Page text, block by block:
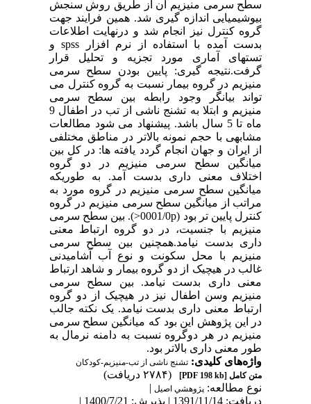
سطح سرمی منیزیم آن از طریق روش سنجش
بیوشیمیایی اندازه گیری شد. همین فرایند جهت
گروه کنترل نیز انجام شد و درنهایت اطلاعات
بدست آمده با استفاده از نرم افزار spss و
تستهای آماری مورد تجزیه و تحلیل قرار
گرفت.نتیجه گیری: پایین بودن سطح سرمی
منیزیم در گروه بیمار نسبت به گروه کنترل می
تواند بیانگر وجود رابطه بین سطح سرمی
منیزیم و ابتلا به تشنج ناشی از تب در اطفال 9
ماه تا 5 سال باشد. پیشنهاد می شود مطالعات
مشابهی با حجم نمونه بالاتر در مناطق مختلفی
از ایران و جهان انجام گردد یافته ها: در کل بین
میانگین سطح سرمی منیزیم در دو گروه
اختلاف معنی داری بدست آمد. به طوریکه
میانگین سطح سرمی منیزیم در گروه مورد به
مراتب از میانگین سطح سرمی منیزیم در گروه
کنترل پایین تر بود (0001/0p<). بین سطح سرمی
منیزیم با جنسیت، در دو گروه ارتباط معنی
داری بدست نیامد.همچنین بین سطح سرمی
منیزیم با محل سکونت و نوع آب آشامیدنی
غالب در هیچیک از دو گروه بیمار و شاهد ارتباط
معنی داری بدست نیامد. بین سطح سرمی
منیزیم وسن اطفال نیز در هیچیک از دو گروه
ارتباط معنی داری بدست نیامد. یک نکته جالب
در این پژوهش این بود که میانگین سطح سرمی
منیزیم در هر دوگروه نسبت به دامنه نرمال به
طور معنی داری بالاتر بود.
واژه‌های کلیدی: تشنج ناشی از تب-منیزیم-کودکان
متن کامل[PDF 198 kb]
(۲۷۸۴ دریافت)
نوع مطالعه: پژوهشي اصیل |
دریافت: 1391/11/14 | پذیرش: 1400/7/21 |